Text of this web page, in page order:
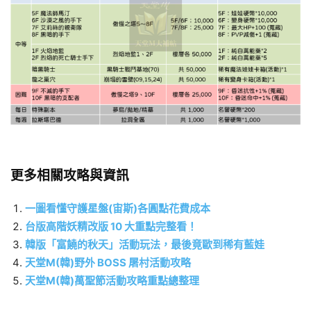
更多相關攻略與資訊
一圖看懂守護星盤(宙斯)各圓點花費成本
台版高階妖精改版 10 大重點完整看！
韓版「富饒的秋天」活動玩法，最後竟歐到稀有藍娃
天堂M(韓)野外 BOSS 屠村活動攻略
天堂M(韓)萬聖節活動攻略重點總整理